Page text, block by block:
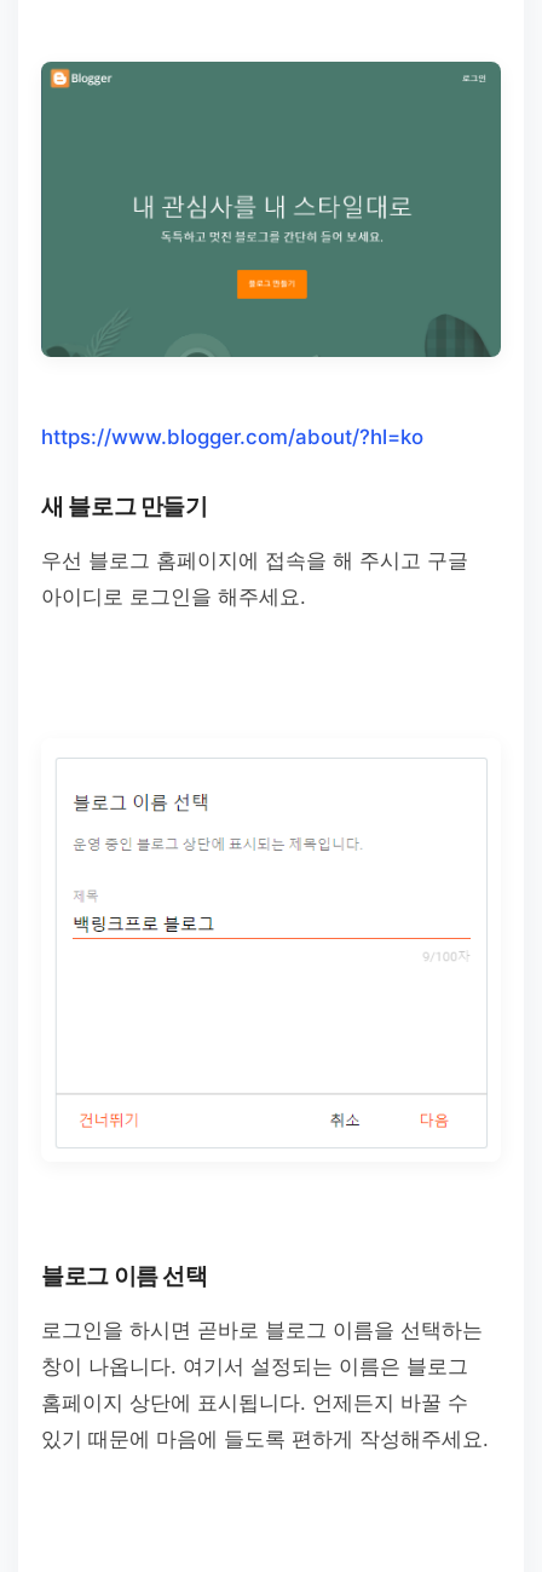
https://www.blogger.com/about/?hl=ko
새 블로그 만들기
우선 블로그 홈페이지에 접속을 해 주시고 구글
아이디로 로그인을 해주세요.
블로그 이름 선택
로그인을 하시면 곧바로 블로그 이름을 선택하는
창이 나옵니다. 여기서 설정되는 이름은 블로그
홈페이지 상단에 표시됩니다. 언제든지 바꿀 수
있기 때문에 마음에 들도록 편하게 작성해주세요.